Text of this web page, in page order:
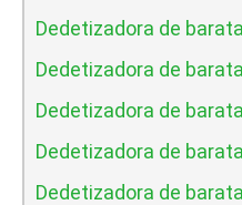
Dedetizadora de
Dedetizadora de
Dedetizadora de
Dedetizadora de
Dedetizadora de